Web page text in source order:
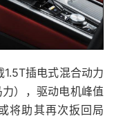
插电式混合动力
），驱动电机峰值
将助其再次扳回局